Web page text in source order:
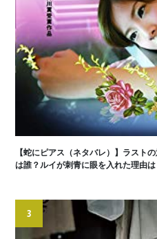
【蛇にピアス（ネタバレ）】ラスト
は誰？ルイが刺青に眼を入れた理由
3